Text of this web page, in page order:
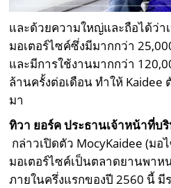
และด้วยความใหญ่และถือได้ว่
มอเตอร์ไซค์ซึ่งมีมากกว่า
และมีการใช้งานมากกว่า
ล้านครั้งต่อเดือน ทำให้
มา
ทิวา ยอร์ค ประธานเจ้าหน้าที่บ
กล่าวเปิดตัว MocyKaidee (ม
มอเตอร์ไซค์เป็นตลาดยานพาห
ภายในครึ่งแรกของปี 2560 นี้ มี